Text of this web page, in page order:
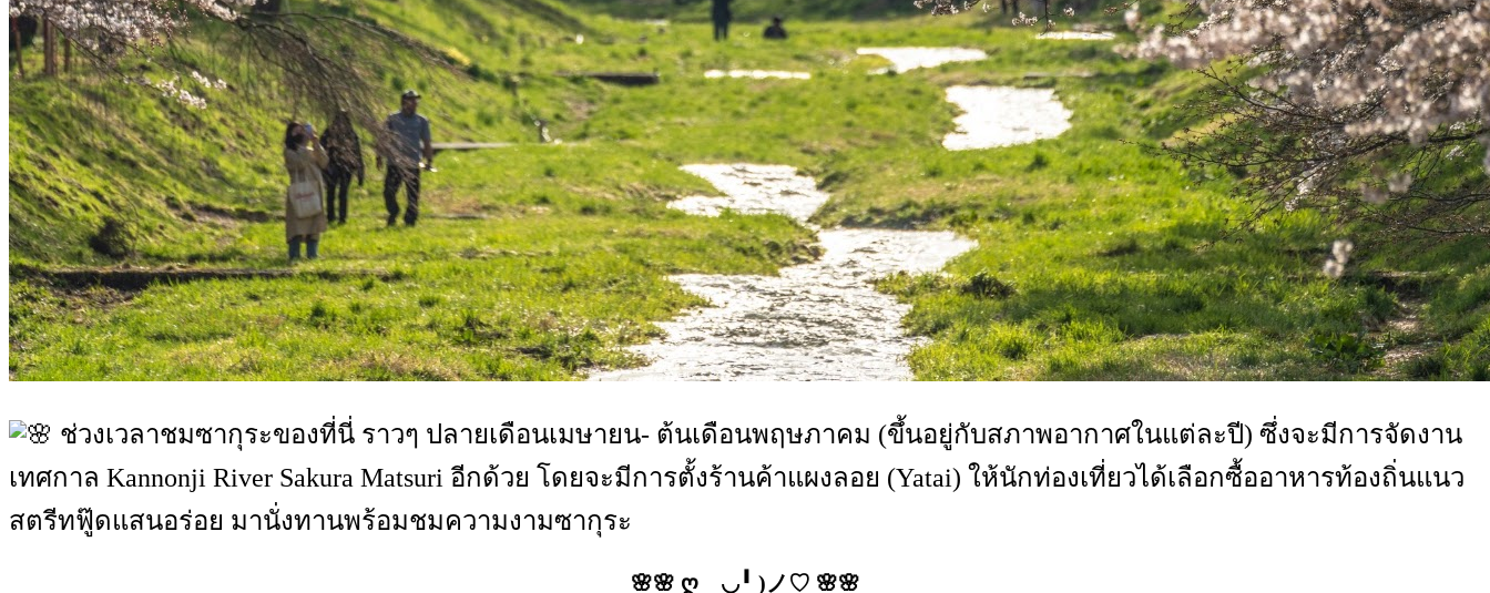
ช่วงเวลาชมซากุระของที่นี่ ราวๆ ปลายเดือนเมษายน- ต้นเดือนพฤษภาคม (ขึ้นอยู่กับสภาพอากาศในแต่ละปี) ซึ่งจะมีการจัดงาน
เทศกาล Kannonji River Sakura Matsuri อีกด้วย โดยจะมีการตั้งร้านค้าแผงลอย (Yatai) ให้นักท่องเที่ยวได้เลือกซื้ออาหารท้องถิ่นแนว
สตรีทฟู๊ดแสนอร่อย มานั่งทานพร้อมชมความงามซากุระ
🌸🌸 ღゝ◡╹ )ノ♡ 🌸🌸